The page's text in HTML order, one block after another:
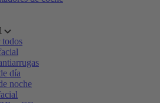
todos
día
noche